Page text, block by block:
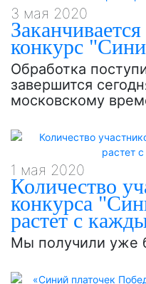
3 мая 2020
конкурс
Обработка
завершится
московскому
1 мая 2020
Количество
конкурса
растет с
Мы получили уже